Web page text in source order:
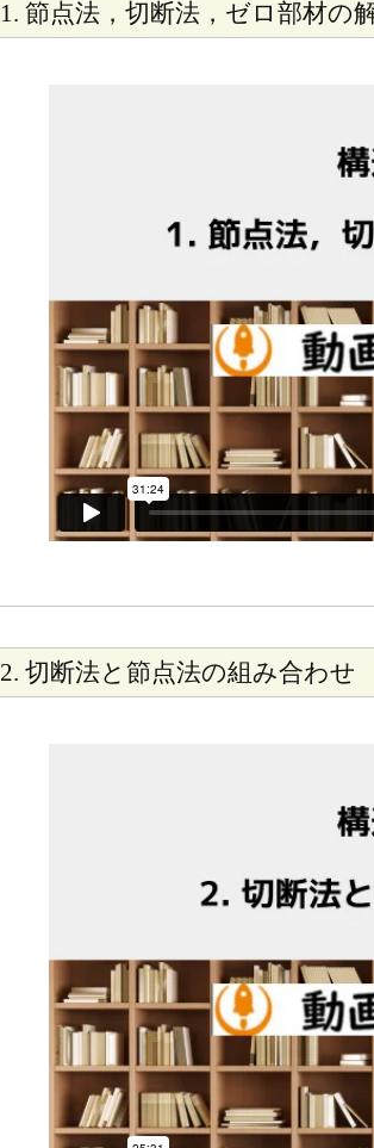
1. 節点法，切断法，ゼロ部材の
2. 切断法と節点法の組み合わせ